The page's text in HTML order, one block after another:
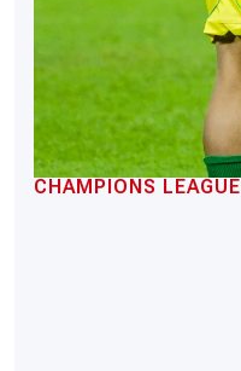
CHAMPIONS LEAGUE